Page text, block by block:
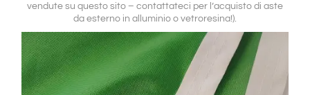
vendute su questo sito – contattateci per l’acquisto di aste
da esterno in alluminio o vetroresina!).